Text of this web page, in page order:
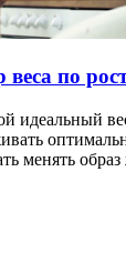
по
идеальный
менять